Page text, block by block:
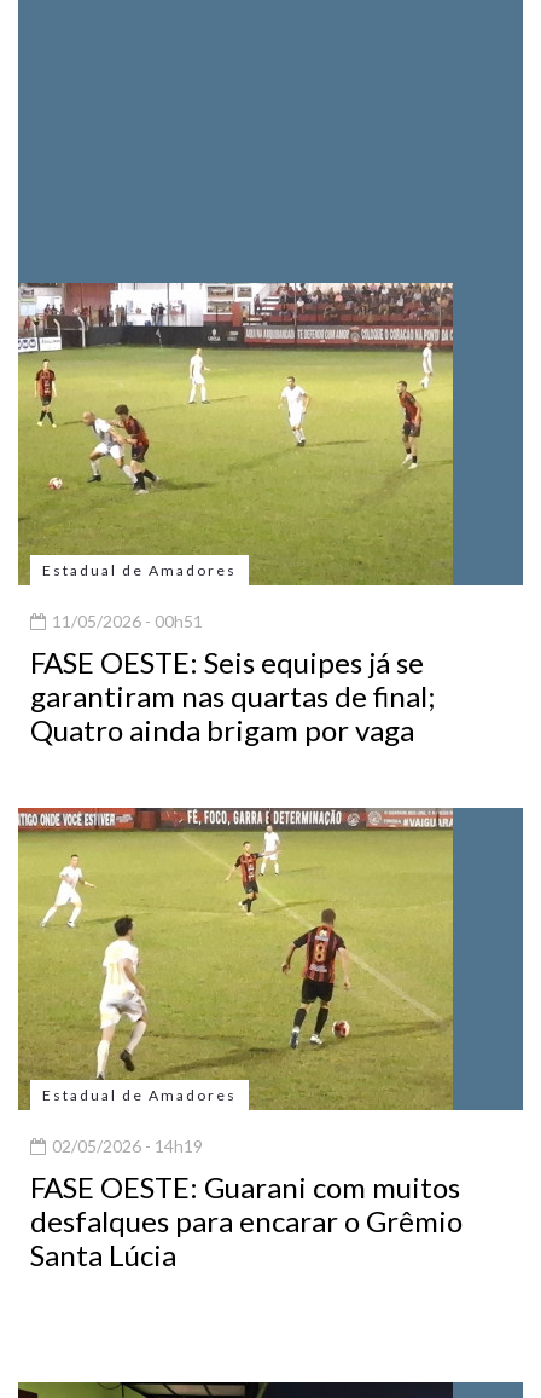
Estadual de Amadores
11/05/2026 - 00h51
FASE OESTE: Seis equipes já se
garantiram nas quartas de final;
Quatro ainda brigam por vaga
Estadual de Amadores
02/05/2026 - 14h19
FASE OESTE: Guarani com muitos
desfalques para encarar o Grêmio
Santa Lúcia